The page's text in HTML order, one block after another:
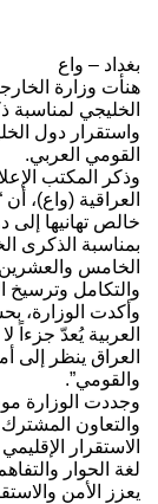
بغداد – واع
هنأت وزارة
الخليجي
واستقرار دول
القومي العربي.
وذكر المكتب
العراقية (واع)،
خالص تهانيها إلى
بمناسبة الذكرى
الخامس
والتكامل وترسيخ
وأكدت الوزارة،
العربية يُعدّ جزءاً
العراق ينظر إلى
والقومي”.
وجددت الوزارة
والتعاون
الاستقرار
لغة الحوار
يعزز الأمن